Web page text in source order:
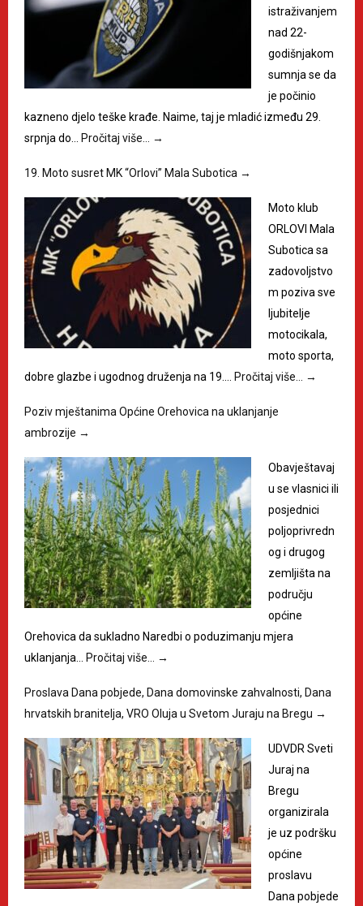
istraživanjem
nad 22-
godišnjakom
sumnja se da
je počinio
kazneno djelo teške krađe. Naime, taj je mladić između 29.
srpnja do…
Pročitaj više… →
19. Moto susret MK “Orlovi” Mala Subotica →
Moto klub
ORLOVI Mala
Subotica sa
zadovoljstvo
m poziva sve
ljubitelje
motocikala,
moto sporta,
dobre glazbe i ugodnog druženja na 19.…
Pročitaj više… →
Poziv mještanima Općine Orehovica na uklanjanje
ambrozije →
Obavještavaj
u se vlasnici ili
posjednici
poljoprivredn
og i drugog
zemljišta na
području
općine
Orehovica da sukladno Naredbi o poduzimanju mjera
uklanjanja…
Pročitaj više… →
Proslava Dana pobjede, Dana domovinske zahvalnosti, Dana
hrvatskih branitelja, VRO Oluja u Svetom Juraju na Bregu →
UDVDR Sveti
Juraj na
Bregu
organizirala
je uz podršku
općine
proslavu
Dana pobjede